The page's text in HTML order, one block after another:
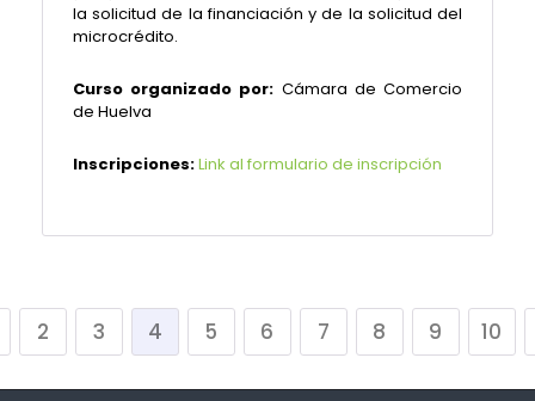
la solicitud de la financiación y de la solicitud del
microcrédito.
Curso organizado por: Cámara de Comercio
de Huelva
Inscripciones:Link al formulario de inscripción
2 3 4 5 6 7 8 9 10